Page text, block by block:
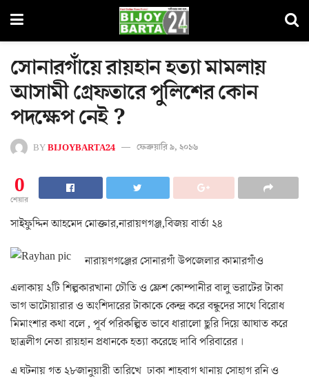
সোনারগাঁয়ে রায়হান হত্যা মামলায়
আসামী গ্রেফতারে পুুলিশের কোন
পদক্ষেপ নেই ?
BYBIJOYBARTA24 ফেব্রুয়ারি ৯, ২০১৬
0
শেয়ার
সাইফুদ্দিন আহমেদ মোক্তার,নারায়ণগঞ্জ,বিজয় বার্তা ২৪
নারায়ণগঞ্জের সোনারগাঁ উপজেলার কামারগাঁও
এলাকায় ২টি শিল্পকারখানা চৌতি ও ফ্রেশ কোম্পানীর বালু ভরাটের টাকা
ভাগ ভাটোয়ারার ও অংশিদারের টাকাকে কেন্দ্র করে বন্ধুদের সাথে বিরোধ
মিমাংশার কথা বলে , পূর্ব পরিকল্পিত ভাবে ধারালো ছুরি দিয়ে আঘাত করে
ছাত্রলীগ নেতা রায়হান প্রধানকে হত্যা করেছে দাবি পরিবারের ।
এ ঘটনায় গত ২৮জানুয়ারী তারিখে ঢাকা শাহবাগ থানায় সোহাগ রনি ও